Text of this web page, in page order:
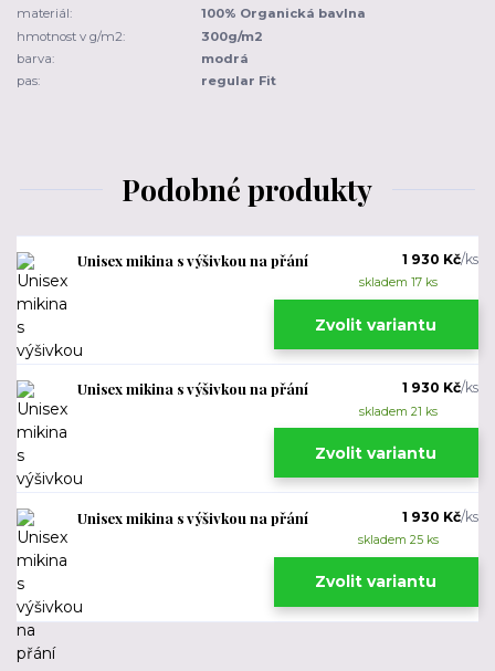
materiál:
100% Organická bavlna
hmotnost v g/m2:
300g/m2
barva:
modrá
pas:
regular Fit
Podobné produkty
Unisex mikina s výšivkou na přání 1 930 Kč/ks
skladem 17 ks
Zvolit variantu
Unisex mikina s výšivkou na přání 1 930 Kč/ks
skladem 21 ks
Zvolit variantu
Unisex mikina s výšivkou na přání 1 930 Kč/ks
skladem 25 ks
Zvolit variantu